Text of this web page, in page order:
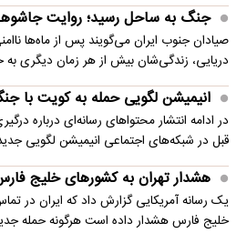
جنگ به ساحل رسید؛ روایت
صیادان جنوب ایران می‌گویند پس از ماه‌ها
دریایی، زندگی‌شان بیش از هر زمان دیگری
انیمیشن لگویی حمله به کویت با
در ادامه انتشار محتواهای رسانه‌ای درباره
قبل در شبکه‌های اجتماعی انیمیشن لگویی
هشدار تهران به کشورهای خلیج
یک رسانه آمریکایی گزارش داد که ایران در
خلیج فارس هشدار داده است هرگونه حمله